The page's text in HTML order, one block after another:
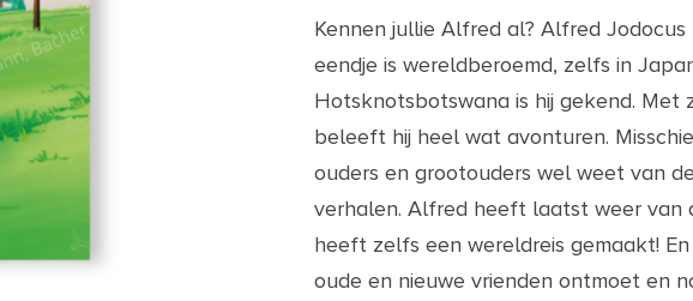
Kennen jullie Alfred al? Alfred Jodocus
eendje is wereldberoemd, zelfs in
Hotsknotsbotswana is hij gekend. Met
beleeft hij heel wat avonturen.
ouders en grootouders wel weet van
verhalen. Alfred heeft laatst weer van
heeft zelfs een wereldreis gemaakt!
oude en nieuwe vrienden ontmoet en